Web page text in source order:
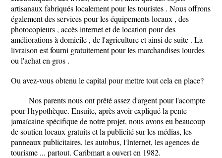
artisanaux fabriqués localement pour les touristes . Nous offrons
également des services pour les équipements locaux , des
photocopieurs , accès internet et de location pour des
améliorations à domicile , de l'agriculture et ainsi de suite . La
livraison est fourni gratuitement pour les marchandises lourdes
ou l'achat en gros .
Ou avez-vous obtenu le capital pour mettre tout cela en place?
Nos parents nous ont prêté assez d'argent pour l'acompte
pour l'hypothèque. Ensuite, après avoir expliqué la pente
jamaïcaine spécifique de notre projet, nous avons eu beaucoup
de soutien locaux gratuits et la publicité sur les médias, les
panneaux publicitaires, les autobus, l'Internet, les agences de
tourisme ... partout. Caribmart a ouvert en 1982.